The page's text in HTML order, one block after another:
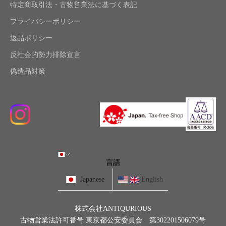
特定商取引法・古物営業法に基づく表記
プライバシーポリシー
返品ポリシー
反社会的勢力排除宣言
偽造品対策
言語
Japanese English
株式会社ANTIQURIOUS
古物営業法許可番号 東京都公安委員会 第302201506079号